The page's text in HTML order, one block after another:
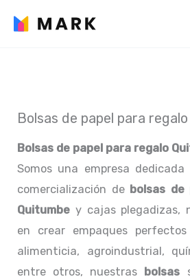
Bolsas de papel para
Bolsas de papel para regalo
Somos una empresa
comercialización de bolsas de
Quitumbe y cajas plegadizas,
en crear empaques
alimenticia, agroindustrial,
entre otros, nuestras bolsas